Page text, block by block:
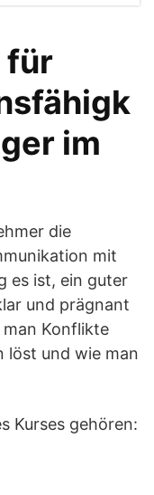
für
im
die
mit
es ist, ein guter
und prägnant
Konflikte
löst und wie man
Kurses gehören: